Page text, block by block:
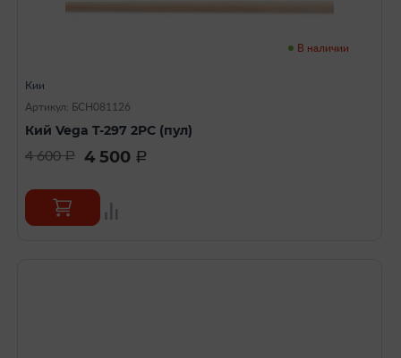
В наличии
Кии
Артикул: БСН081126
Кий Vega T-297 2PC (пул)
4 600a 4 500 a